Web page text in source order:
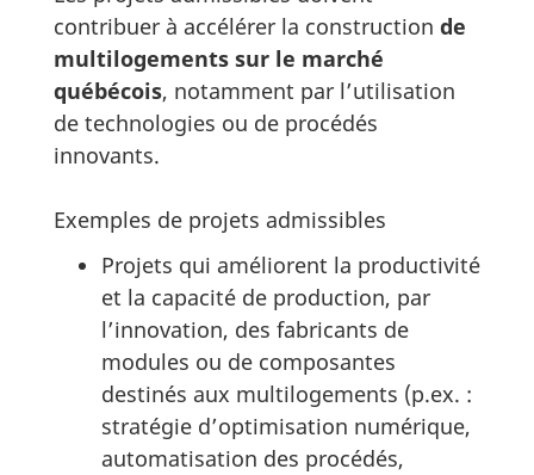
contribuer à accélérer la construction de
multilogements sur le marché
québécois, notamment par l’utilisation
de technologies ou de procédés
innovants.
Exemples de projets admissibles
Projets qui améliorent la productivité
et la capacité de production, par
l’innovation, des fabricants de
modules ou de composantes
destinés aux multilogements (p.ex. :
stratégie d’optimisation numérique,
automatisation des procédés,